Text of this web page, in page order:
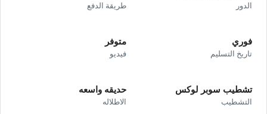
الدور طريقة الدفع
فوري
تاريخ التسليم
متوفر
فيديو
تشطيب سوبر لوكس
التشطيب
حديقه واسعه
الاطلاله